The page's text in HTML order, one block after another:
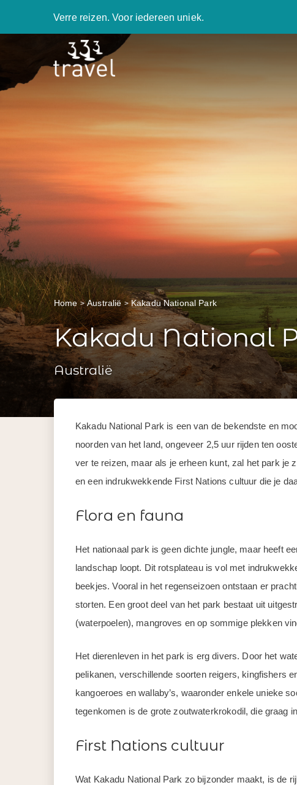
Verre reizen. Voor iedereen uniek.
Home Australië Kakadu National Park
Kakadu National
Australië
Kakadu National Park is een van de bekendste en
noorden van het land, ongeveer 2,5 uur rijden ten
ver te reizen, maar als je erheen kunt, zal het park je
en een indrukwekkende First Nations cultuur die je
Flora en fauna
Het nationaal park is geen dichte jungle, maar heeft
landschap loopt. Dit rotsplateau is vol met
beekjes. Vooral in het regenseizoen ontstaan er
storten. Een groot deel van het park bestaat uit
(waterpoelen), mangroves en op sommige plekken
Het dierenleven in het park is erg divers. Door het
pelikanen, verschillende soorten reigers, kingfishers
kangoeroes en wallaby’s, waaronder enkele unieke
tegenkomen is de grote zoutwaterkrokodil, die graag
First Nations cultuur
Wat Kakadu National Park zo bijzonder maakt, is de